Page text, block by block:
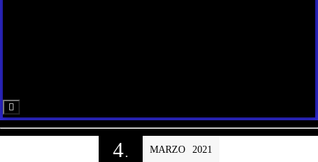
Menú conmutador hamburguesa
4. MARZO 2021